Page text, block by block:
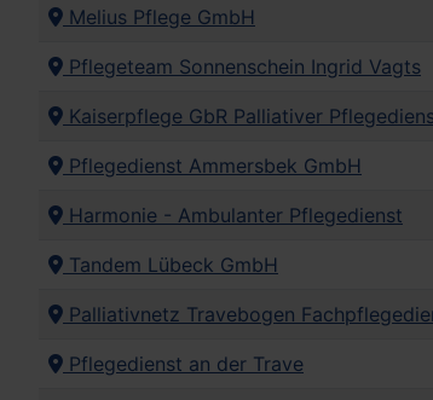
Melius Pflege GmbH
Pflegeteam Sonnenschein Ingrid Vagts
Kaiserpflege GbR Palliativer
Pflegedienst Ammersbek GmbH
Harmonie - Ambulanter Pflegedienst
Tandem Lübeck GmbH
Palliativnetz Travebogen
Pflegedienst an der Trave